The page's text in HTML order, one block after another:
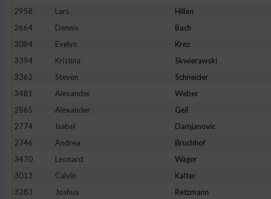
2958
Lars Hillen
2664
Dennis Bach
3084
Evelyn Krez
3394
Kristina Skwierawski
3362
Steven Schneider
3481
Alexander Weber
2865
Alexander Geil
2774
Isabel Damjanovic
2746
Andrea Bruchhof
3470
Leonard Wäger
3013
Calvin Kalter
3283
Joshua Retzmann